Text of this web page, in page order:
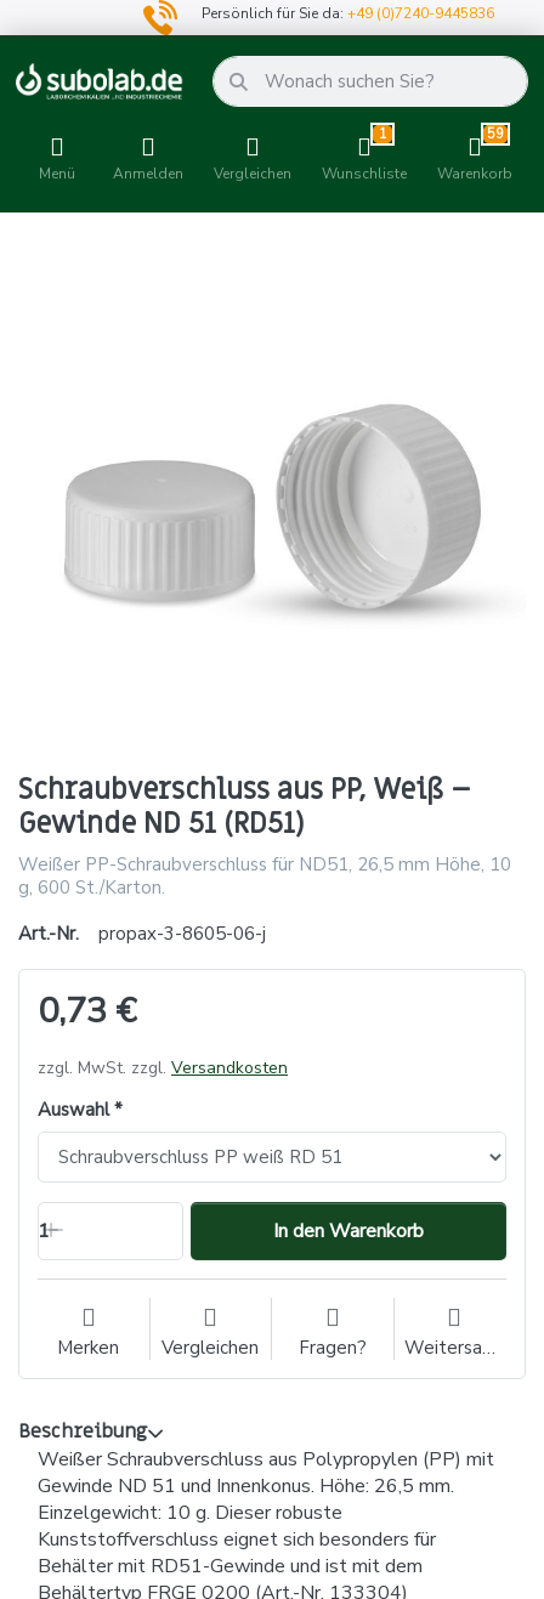
Persönlich für Sie da:+49 (0)7240-9445836
Menü Anmelden Vergleichen
1
Wunschliste
59
Warenkorb
Schraubverschluss aus PP, Weiß –
Gewinde ND 51 (RD51)
Weißer PP-Schraubverschluss für ND51, 26,5 mm Höhe, 10
g, 600 St./Karton.
Art.-Nr.
propax-3-8605-06-j
0,73 €
zzgl. MwSt. zzgl. Versandkosten
Auswahl
1 In den Warenkorb
Merken Vergleichen Fragen? Weitersagen
Beschreibung
Weißer Schraubverschluss aus Polypropylen (PP) mit
Gewinde ND 51 und Innenkonus. Höhe: 26,5 mm.
Einzelgewicht: 10 g. Dieser robuste
Kunststoffverschluss eignet sich besonders für
Behälter mit RD51-Gewinde und ist mit dem
Behältertyp FRGE 0200 (Art.-Nr. 133304)